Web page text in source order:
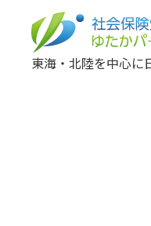
東海・北陸を中心に